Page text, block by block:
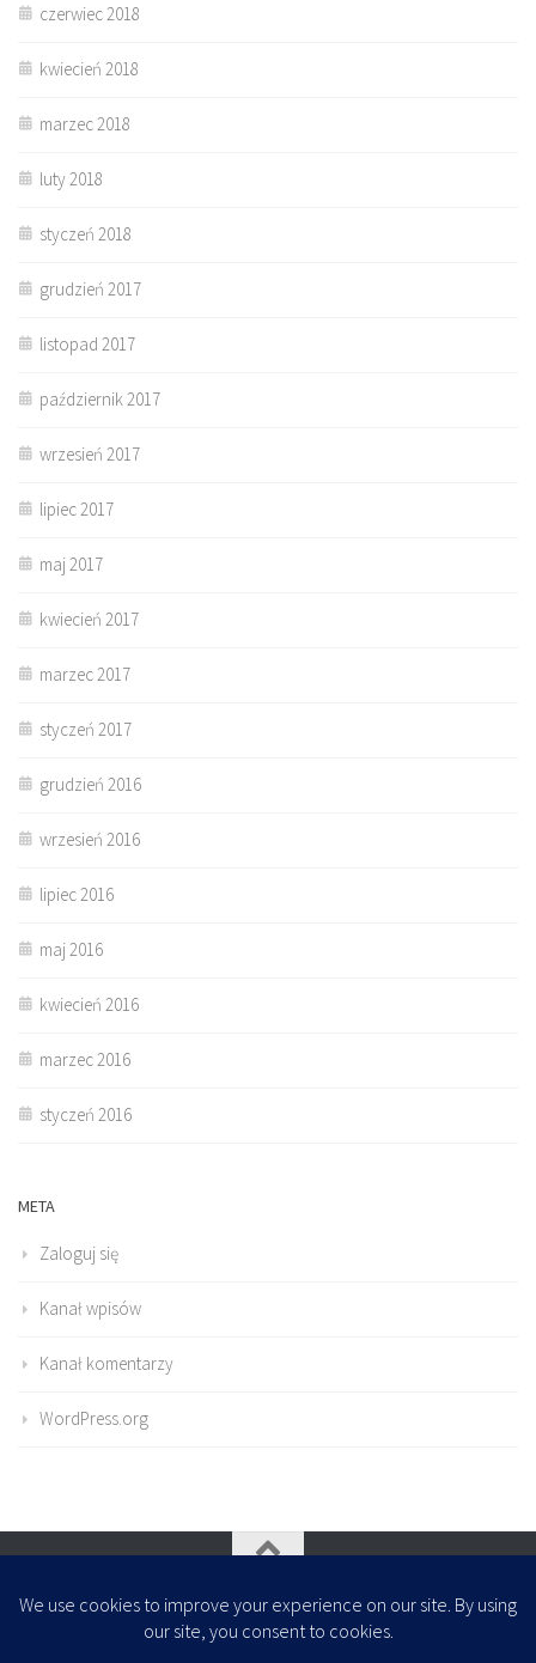
czerwiec 2018
kwiecień 2018
marzec 2018
luty 2018
styczeń 2018
grudzień 2017
listopad 2017
październik 2017
wrzesień 2017
lipiec 2017
maj 2017
kwiecień 2017
marzec 2017
styczeń 2017
grudzień 2016
wrzesień 2016
lipiec 2016
maj 2016
kwiecień 2016
marzec 2016
styczeń 2016
META
Zaloguj się
Kanał wpisów
Kanał komentarzy
WordPress.org